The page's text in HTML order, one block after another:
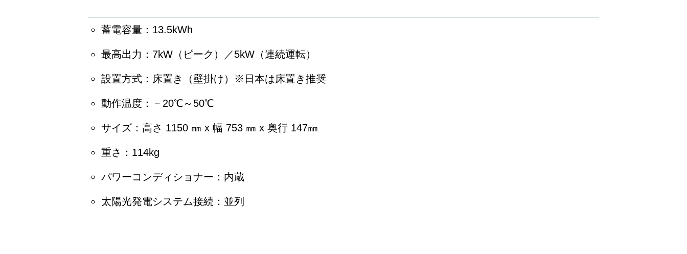
蓄電容量：13.5kWh
最高出力：7kW（ピーク）／5kW（連続運転）
設置方式：床置き（壁掛け）※日本は床置き推奨
動作温度：－20℃～50℃
サイズ：高さ 1150 ㎜ x 幅 753 ㎜ x 奥行 147㎜
重さ：114kg
パワーコンディショナー：内蔵
太陽光発電システム接続：並列